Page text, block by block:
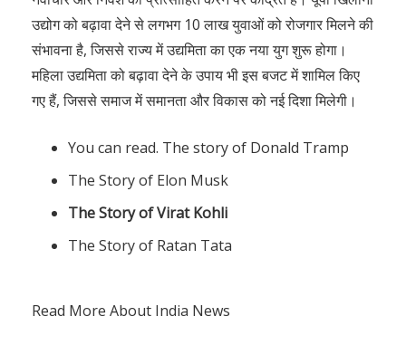
उद्योग को बढ़ावा देने से लगभग 10 लाख युवाओं को रोजगार मिलने की
संभावना है, जिससे राज्य में उद्यमिता का एक नया युग शुरू होगा।
महिला उद्यमिता को बढ़ावा देने के उपाय भी इस बजट में शामिल किए
गए हैं, जिससे समाज में समानता और विकास को नई दिशा मिलेगी।
You can read. The story of Donald Tramp
The Story of Elon Musk
The Story of Virat Kohli
The Story of Ratan Tata
Read More About India News